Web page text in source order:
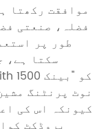
موافقت رکھتا
فضلہ، صنعتی
طور پر
سکتا ہے،
نوٹ پرنٹنگ
کیونکہ اس کی